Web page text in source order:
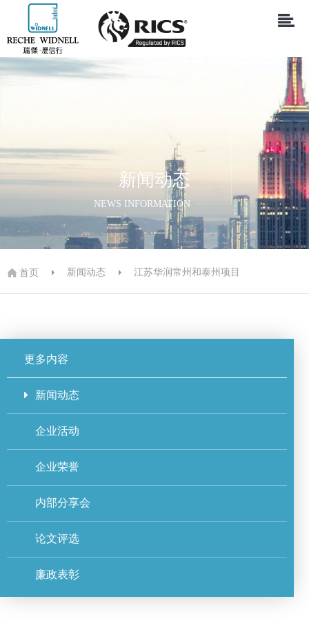
新闻动态
NEWS INFORMATION
首页 新闻动态 江苏华润常州和泰州项目
更多内容
新闻动态
企业活动
企业荣誉
内部分享会
论文评选
廉政表彰